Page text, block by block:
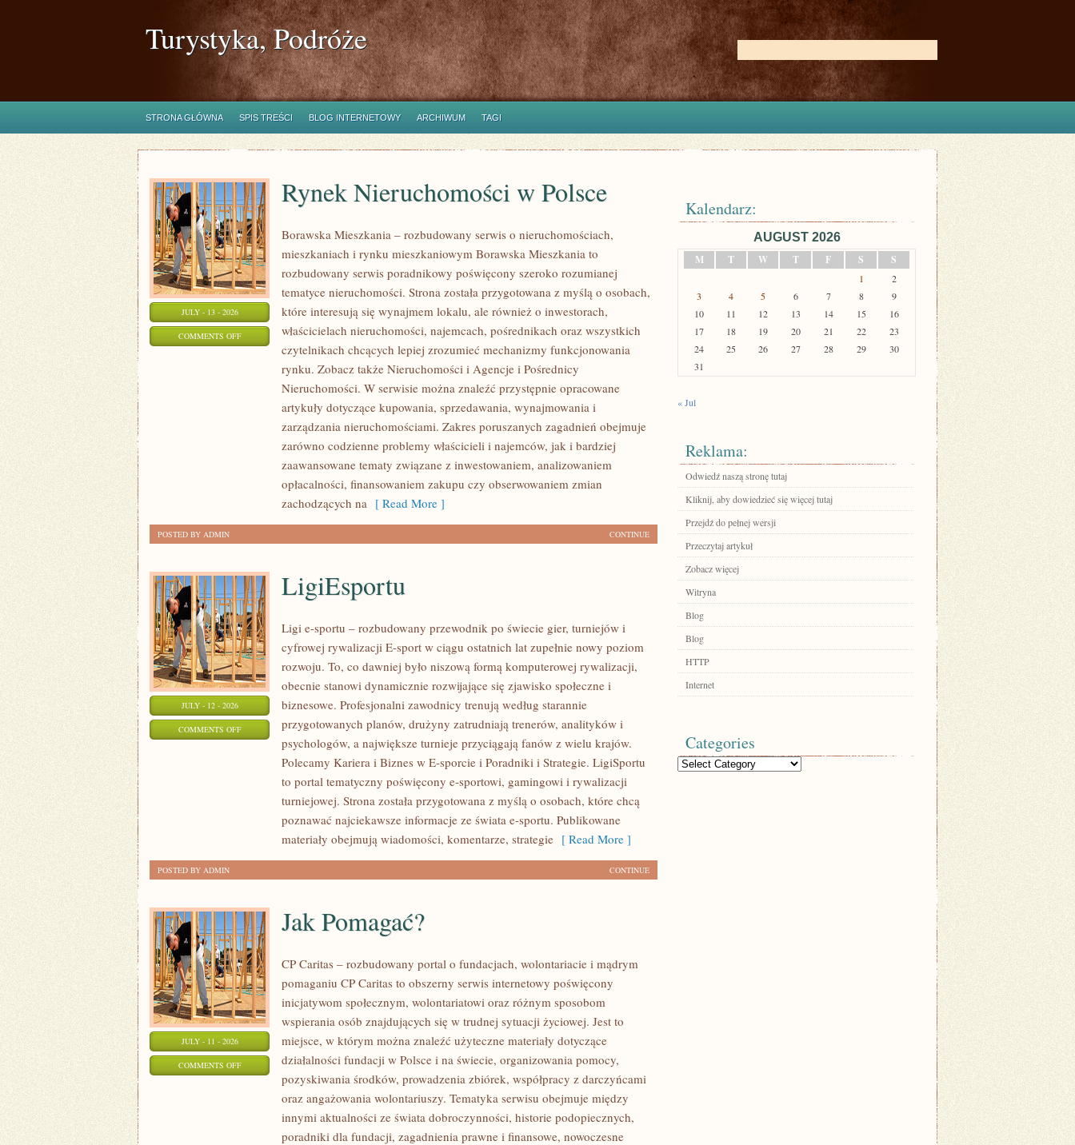
Turystyka, Podróże
STRONA GŁÓWNA SPIS TREŚCI BLOG INTERNETOWY ARCHIWUM TAGI
JULY - 13 - 2026
COMMENTS OFFON
NIERUCHOMOŚCI
Rynek Nieruchomości w Polsce
Borawska Mieszkania – rozbudowany serwis o nieruchomościach,
mieszkaniach i rynku mieszkaniowym Borawska Mieszkania to
rozbudowany serwis poradnikowy poświęcony szeroko rozumianej
tematyce nieruchomości. Strona została przygotowana z myślą o osobach,
które interesują się wynajmem lokalu, ale również o inwestorach,
właścicielach nieruchomości, najemcach, pośrednikach oraz wszystkich
czytelnikach chcących lepiej zrozumieć mechanizmy funkcjonowania
rynku. Zobacz także Nieruchomości i Agencje i Pośrednicy
Nieruchomości. W serwisie można znaleźć przystępnie opracowane
artykuły dotyczące kupowania, sprzedawania, wynajmowania i
zarządzania nieruchomościami. Zakres poruszanych zagadnień obejmuje
zarówno codzienne problemy właścicieli i najemców, jak i bardziej
zaawansowane tematy związane z inwestowaniem, analizowaniem
opłacalności, finansowaniem zakupu czy obserwowaniem zmian
zachodzących na [ Read More ]
CONTINUE
POSTED BY ADMIN
JULY - 12 - 2026
COMMENTS OFFON
LIGIESPORTU
LigiEsportu
Ligi e-sportu – rozbudowany przewodnik po świecie gier, turniejów i
cyfrowej rywalizacji E-sport w ciągu ostatnich lat zupełnie nowy poziom
rozwoju. To, co dawniej było niszową formą komputerowej rywalizacji,
obecnie stanowi dynamicznie rozwijające się zjawisko społeczne i
biznesowe. Profesjonalni zawodnicy trenują według starannie
przygotowanych planów, drużyny zatrudniają trenerów, analityków i
psychologów, a największe turnieje przyciągają fanów z wielu krajów.
Polecamy Kariera i Biznes w E-sporcie i Poradniki i Strategie. LigiSportu
to portal tematyczny poświęcony e-sportowi, gamingowi i rywalizacji
turniejowej. Strona została przygotowana z myślą o osobach, które chcą
poznawać najciekawsze informacje ze świata e-sportu. Publikowane
materiały obejmują wiadomości, komentarze, strategie [ Read More ]
CONTINUE
POSTED BY ADMIN
JULY - 11 - 2026
COMMENTS OFFON
POMAGAĆ?
Jak Pomagać?
CP Caritas – rozbudowany portal o fundacjach, wolontariacie i mądrym
pomaganiu CP Caritas to obszerny serwis internetowy poświęcony
inicjatywom społecznym, wolontariatowi oraz różnym sposobom
wspierania osób znajdujących się w trudnej sytuacji życiowej. Jest to
miejsce, w którym można znaleźć użyteczne materiały dotyczące
działalności fundacji w Polsce i na świecie, organizowania pomocy,
pozyskiwania środków, prowadzenia zbiórek, współpracy z darczyńcami
oraz angażowania wolontariuszy. Tematyka serwisu obejmuje między
innymi aktualności ze świata dobroczynności, historie podopiecznych,
poradniki dla fundacji, zagadnienia prawne i finansowe, nowoczesne
Kalendarz:
AUGUST 2026
M
T W T F S S
1
2
3
4 5 6 7 8
9
10
11 12 13 14 15
16
17
18 19 20 21 22
23
24
25 26 27 28 29
30
31
« Jul
Reklama:
Odwiedź naszą stronę tutaj
Kliknij, aby dowiedzieć się więcej tutaj
Przejdź do pełnej wersji
Przeczytaj artykuł
Zobacz więcej
Witryna
Blog
Blog
HTTP
Internet
Categories
Categories